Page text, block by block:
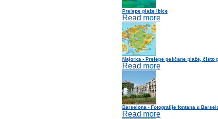
Prelepe plaže Ibice
Read more
Majorka - Prelepe peščane plaže,
Read more
Barselona - Fotografije fontana u
Read more